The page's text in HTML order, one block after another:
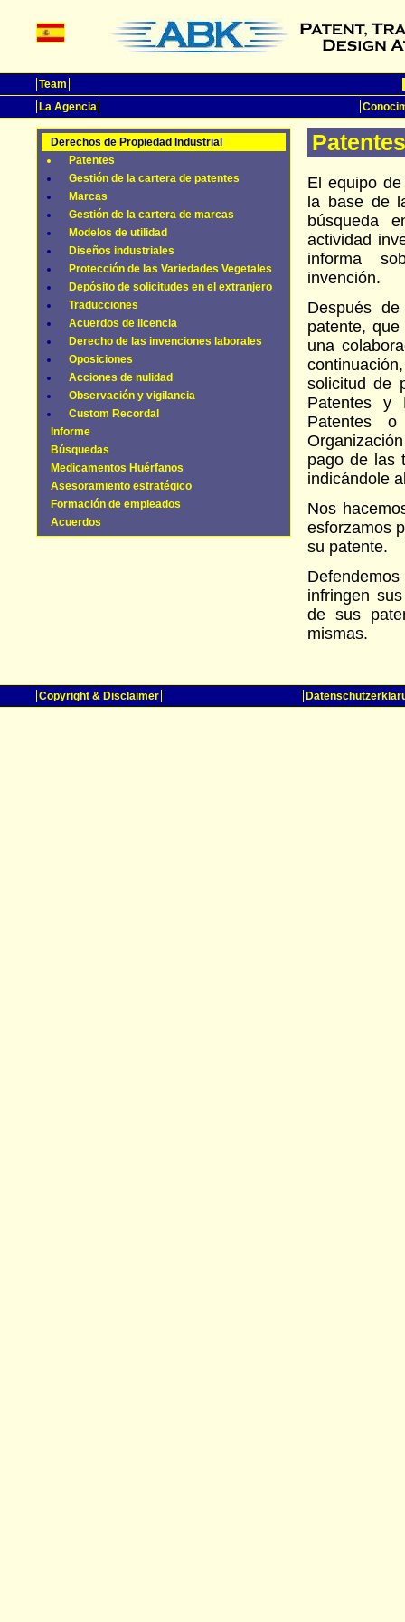
Team
La Agencia
Derechos de Propiedad Industrial
Patentes
Gestión de la cartera de patentes
Marcas
Gestión de la cartera de marcas
Modelos de utilidad
Diseños industriales
Protección de las Variedades Vegetales
Depósito de solicitudes en el extranjero
Traducciones
Acuerdos de licencia
Derecho de las invenciones laborales
Oposiciones
Acciones de nulidad
Observación y vigilancia
Custom Recordal
Informe
Búsquedas
Medicamentos Huérfanos
Asesoramiento estratégico
Formación de empleados
Acuerdos
Patentes
El equipo
la base de
búsqueda
actividad
informa
invención.
Después
patente,
una
solicitud de
Patentes y
Patentes
pago de las
indicándole
Nos
esforzamos
su patente.
infringen
de sus
mismas.
Copyright & Disclaimer